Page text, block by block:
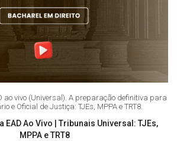
ao vivo (Universal). A preparação definitiva para
e Oficial de Justiça: TJEs, MPPA e TRT8.
EAD Ao Vivo | Tribunais Universal: TJEs,
MPPA e TRT8